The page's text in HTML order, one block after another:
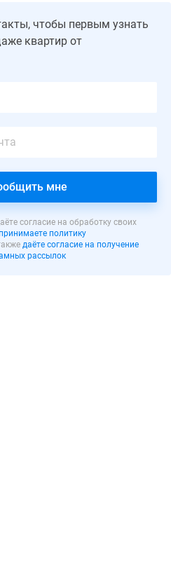
чтобы первым узнать
квартир от
мне
согласие на обработку своих
политику
даёте согласие на получение
рассылок